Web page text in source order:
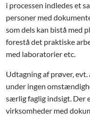
i processen indledes et
personer med
som dels kan bistå med
forestå det praktiske
med laboratorier etc.
Udtagning af prøver,
under ingen
særlig faglig indsigt. Der
virksomheder med